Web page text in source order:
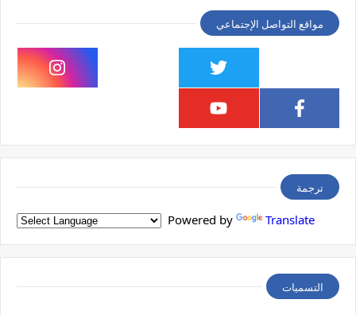
مواقع التواصل الإجتماعي
ترجمة
Powered by Translate
التسميات